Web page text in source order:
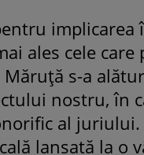
implicarea
ales cele care
s-a
nostru, în
al juriului.
lansată la o